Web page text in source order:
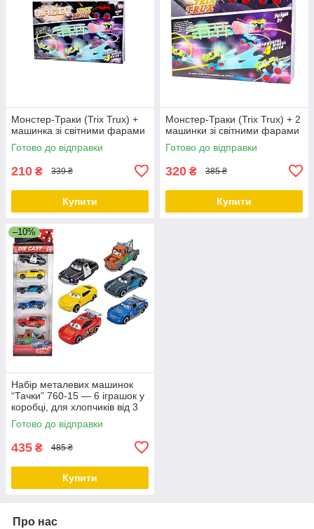
Монстер-Траки (Trix Trux) +
машинка зі світними фарами
Готово до відправки
210 ₴ 339 ₴
Купити
Монстер-Траки (Trix Trux) + 2
машинки зі світними фарами
Готово до відправки
320 ₴ 385 ₴
Купити
–10%
Набір металевих машинок
“Тачки” 760-15 — 6 іграшок у
коробці, для хлопчиків від 3
років
Готово до відправки
435 ₴ 485 ₴
Купити
Про нас